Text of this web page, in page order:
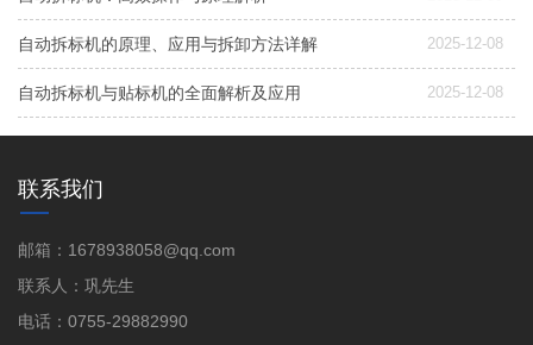
自动拆标机的原理、应用与拆卸方法详解 2025-12-08
自动拆标机与贴标机的全面解析及应用 2025-12-08
联系我们
邮箱：1678938058@qq.com
联系人：巩先生
电话：0755-29882990